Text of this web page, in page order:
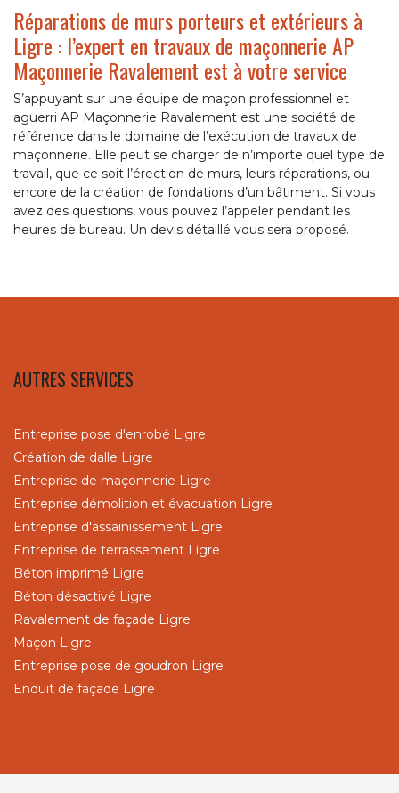
Réparations de murs porteurs et extérieurs à
Ligre : l’expert en travaux de maçonnerie AP
Maçonnerie Ravalement est à votre service
S’appuyant sur une équipe de maçon professionnel et
aguerri AP Maçonnerie Ravalement est une société de
référence dans le domaine de l’exécution de travaux de
maçonnerie. Elle peut se charger de n’importe quel type de
travail, que ce soit l’érection de murs, leurs réparations, ou
encore de la création de fondations d’un bâtiment. Si vous
avez des questions, vous pouvez l’appeler pendant les
heures de bureau. Un devis détaillé vous sera proposé.
AUTRES SERVICES
Entreprise pose d'enrobé Ligre
Création de dalle Ligre
Entreprise de maçonnerie Ligre
Entreprise démolition et évacuation Ligre
Entreprise d'assainissement Ligre
Entreprise de terrassement Ligre
Béton imprimé Ligre
Béton désactivé Ligre
Ravalement de façade Ligre
Maçon Ligre
Entreprise pose de goudron Ligre
Enduit de façade Ligre